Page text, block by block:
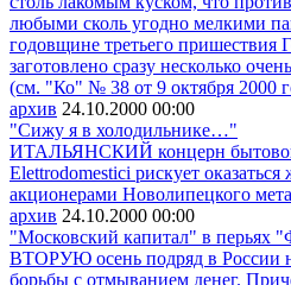
любыми сколь угодно мелкими
годовщине третьего пришествия
заготовлено сразу несколько
(см. "Ко" № 38 от 9 октября 2000
архив 24.10.2000 00:00
"Сижу я в холодильнике…"
ИТАЛЬЯНСКИЙ концерн
Elettrodomestici рискует
акционерами Новолипецкого
архив 24.10.2000 00:00
"Московский капитал" в перьях
ВТОРУЮ осень подряд в России
борьбы с отмыванием денег.